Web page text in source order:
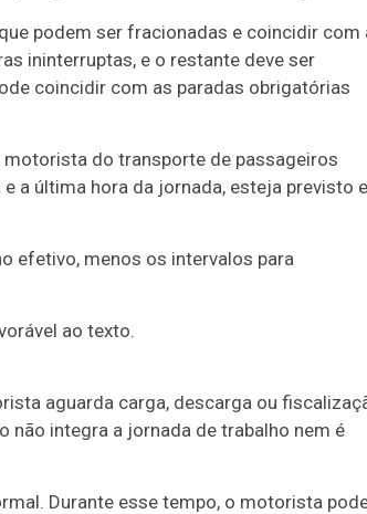
podem ser fracionadas e coincidir com
ininterruptas, e o restante deve ser
coincidir com as paradas obrigatórias
do transporte de passageiros
a última hora da jornada, esteja previsto
efetivo, menos os intervalos para
ao texto.
aguarda carga, descarga ou
não integra a jornada de trabalho nem é
Durante esse tempo, o motorista